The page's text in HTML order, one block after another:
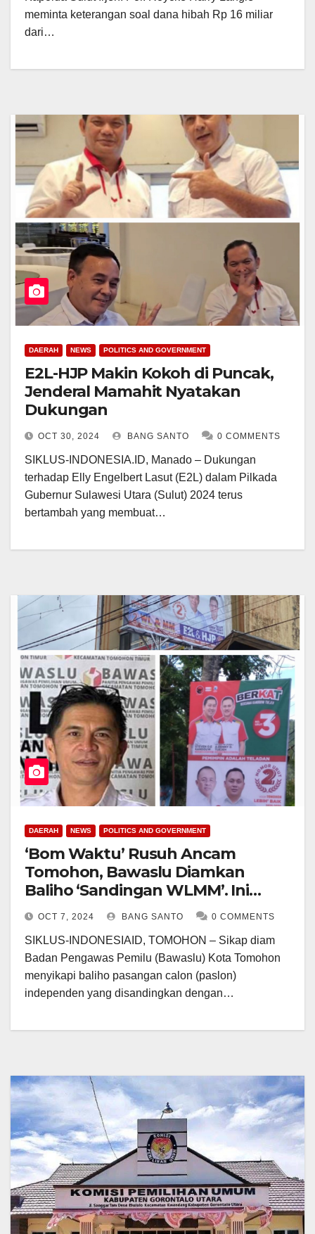
meminta keterangan soal dana hibah Rp 16 miliar
dari…
DAERAH NEWS POLITICS AND GOVERNMENT
E2L-HJP Makin Kokoh di Puncak,
Jenderal Mamahit Nyatakan
Dukungan
OCT 30, 2024 BANG SANTO 0 COMMENTS
SIKLUS-INDONESIA.ID, Manado – Dukungan
terhadap Elly Engelbert Lasut (E2L) dalam Pilkada
Gubernur Sulawesi Utara (Sulut) 2024 terus
bertambah yang membuat…
DAERAH NEWS POLITICS AND GOVERNMENT
‘Bom Waktu’ Rusuh Ancam
Tomohon, Bawaslu Diamkan
Baliho ‘Sandingan WLMM’. Ini
Potensinya….
OCT 7, 2024 BANG SANTO 0 COMMENTS
SIKLUS-INDONESIAID, TOMOHON – Sikap diam
Badan Pengawas Pemilu (Bawaslu) Kota Tomohon
menyikapi baliho pasangan calon (paslon)
independen yang disandingkan dengan…